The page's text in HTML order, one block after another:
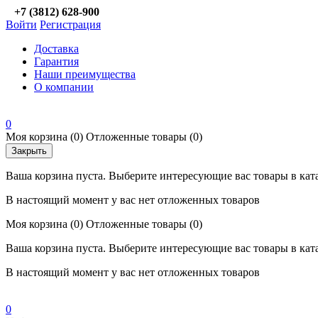
+7 (3812) 628-900
Войти Регистрация
Доставка
Гарантия
Наши преимущества
О компании
0
Моя корзина (0) Отложенные товары (0)
Закрыть
Ваша корзина пуста. Выберите интересующие вас товары в
В настоящий момент у вас нет отложенных товаров
Моя корзина (0) Отложенные товары (0)
Ваша корзина пуста. Выберите интересующие вас товары в
В настоящий момент у вас нет отложенных товаров
0